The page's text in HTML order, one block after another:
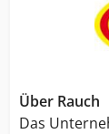
Über Rauch
Das